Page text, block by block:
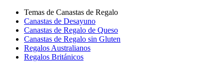
Temas de Canastas de Regalo
Canastas de Desayuno
Canastas de Regalo de Queso
Canastas de Regalo sin Gluten
Regalos Australianos
Regalos Británicos